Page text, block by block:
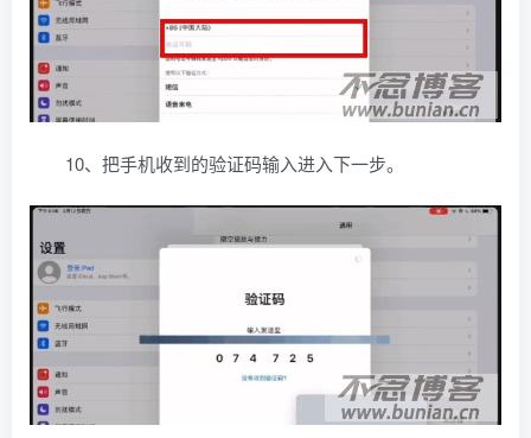
10、把手机收到的验证码输入进入下一步。